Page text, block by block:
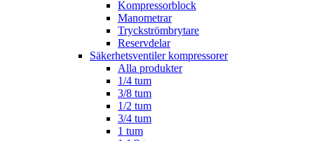
Kompressorblock
Manometrar
Tryckströmbrytare
Reservdelar
Säkerhetsventiler kompressorer
Alla produkter
1/4 tum
3/8 tum
1/2 tum
3/4 tum
1 tum